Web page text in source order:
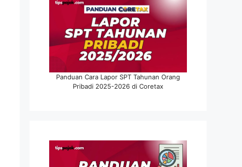
Panduan Cara Lapor SPT Tahunan Orang
Pribadi 2025-2026 di Coretax